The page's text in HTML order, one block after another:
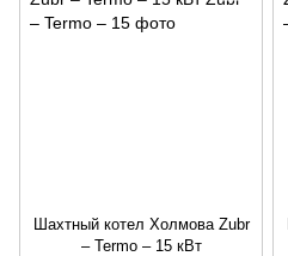
Шахтный котел Холмова Zubr
– Termo – 15 кВт